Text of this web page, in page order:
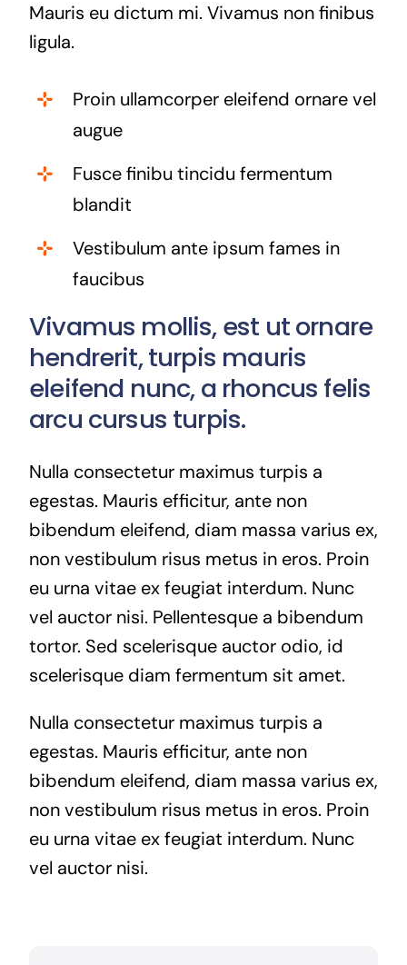
Mauris eu dictum mi. Vivamus non finibus
ligula.
Proin ullamcorper eleifend ornare vel
augue
Fusce finibu tincidu fermentum
blandit
Vestibulum ante ipsum fames in
faucibus
Vivamus mollis, est ut ornare
hendrerit, turpis mauris
eleifend nunc, a rhoncus felis
arcu cursus turpis.
Nulla consectetur maximus turpis a
egestas. Mauris efficitur, ante non
bibendum eleifend, diam massa varius ex,
non vestibulum risus metus in eros. Proin
eu urna vitae ex feugiat interdum. Nunc
vel auctor nisi. Pellentesque a bibendum
tortor. Sed scelerisque auctor odio, id
scelerisque diam fermentum sit amet.
Nulla consectetur maximus turpis a
egestas. Mauris efficitur, ante non
bibendum eleifend, diam massa varius ex,
non vestibulum risus metus in eros. Proin
eu urna vitae ex feugiat interdum. Nunc
vel auctor nisi.